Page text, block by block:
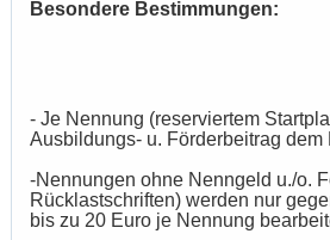
Besondere Bestimmungen:
- Je Nennung (reserviertem
Ausbildungs- u. Förderbeitrag dem
-Nennungen ohne Nenngeld u./o.
Rücklastschriften) werden nur
bis zu 20 Euro je Nennung